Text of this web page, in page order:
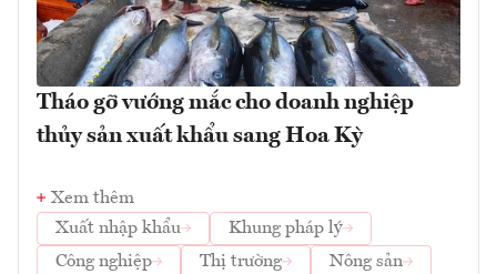
Tháo gỡ vướng mắc cho doanh nghiệp
thủy sản xuất khẩu sang Hoa Kỳ
Xem thêm
Xuất nhập khẩu
Khung pháp lý
Công nghiệp
Thị trường Nông sản